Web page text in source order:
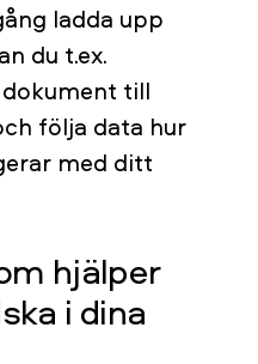
ladda upp
du t.ex.
till
följa data hur
med ditt
hjälper
i dina